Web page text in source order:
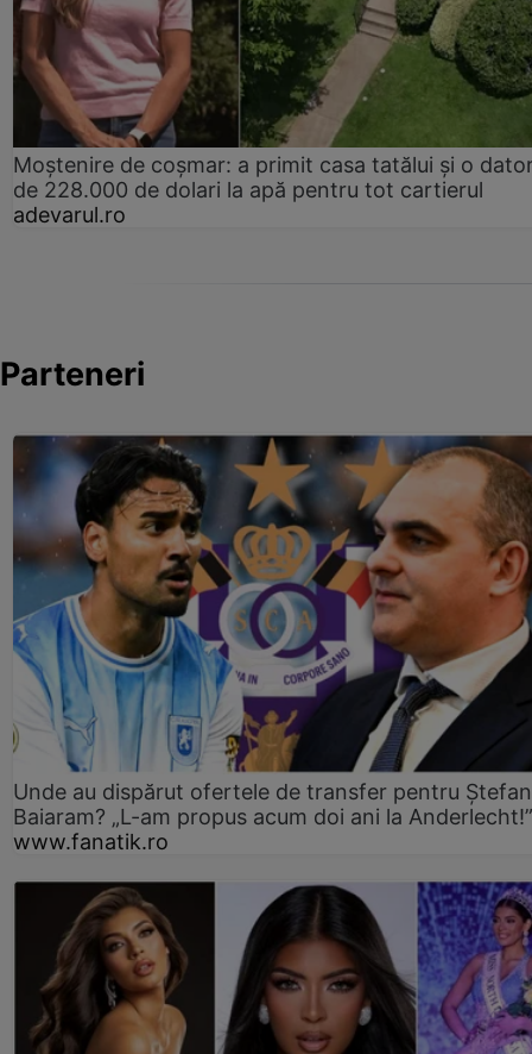
Moștenire de coșmar: a primit casa tatălui și o
de 228.000 de dolari la apă pentru tot cartierul
adevarul.ro
Parteneri
Unde au dispărut ofertele de transfer pentru Ștefan
Baiaram? „L-am propus acum doi ani la Anderlecht!”
www.fanatik.ro